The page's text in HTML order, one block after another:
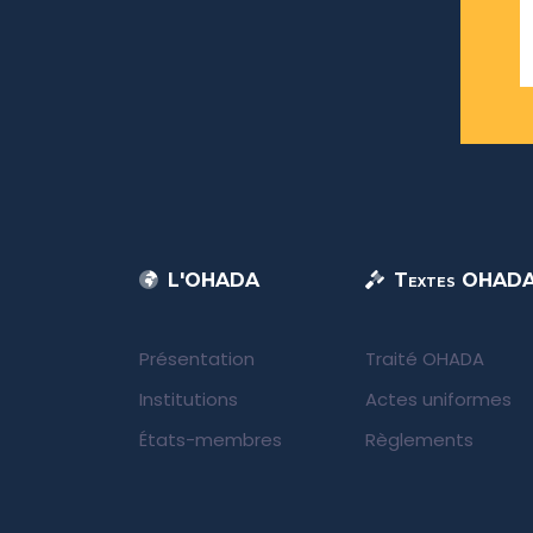
L'OHADA
Présentation
Institutions
États-membres
Textes
Traité OHADA
Actes uniformes
Règlements